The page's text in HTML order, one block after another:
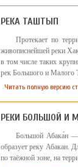
РЕКА ТАШТЫП
Протекает по
живописнейшей реки
в том числе таких
рек Большого и Малого
Читать полную версию
РЕКИ БОЛЬШОЙ И
Большой Абака́н —
образует реку Абакан.
по таёжной зоне, на